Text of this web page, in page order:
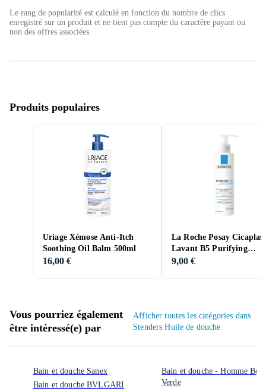
Le rang de popularité est calculé en fonction du nombre de clics
enregistré sur un produit et ne tient pas compte du caractère payant ou
non des offres associées.
Produits populaires
Uriage Xémose Anti-Itch
Soothing Oil Balm 500ml
16,00 €
La Roche Posay Cicaplast
Lavant B5 Purifying
Soothing Foaming Gel
9,00 €
Vous pourriez également
être intéressé(e) par
Afficher toutes les catégories dans
Stenders Huile de douche
Bain et douche Sanex
Bain et douche BVLGARI
Bain et douche - Homme
Verde